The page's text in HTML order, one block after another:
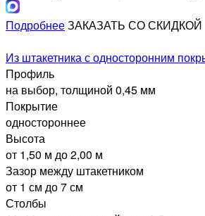
ПодробнееЗАКАЗАТЬ СО СКИДКОЙ
Из штакетника с односторонним
Профиль
на выбор, толщиной 0,45 мм
Покрытие
одностороннее
Высота
от 1,50 м до 2,00 м
Зазор между штакетником
от 1 см до 7 см
Столбы